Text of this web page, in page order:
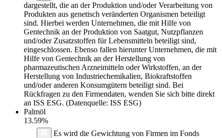
dargestellt, die an der Produktion und/oder Verarbeitung von
Produkten aus genetisch veränderten Organismen beteiligt
sind. Hierbei werden Unternehmen, die mit Hilfe von
Gentechnik an der Produktion von Saatgut, Nutzpflanzen
und/oder Zusatzstoffen für Lebensmitteln beteiligt sind,
eingeschlossen. Ebenso fallen hierunter Unternehmen, die mit
Hilfe von Gentechnik an der Herstellung von
pharmazeutischen Arzneimitteln oder Wirkstoffen, an der
Herstellung von Industriechemikalien, Biokraftstoffen
und/oder anderen Konsumgütern beteiligt sind. Bei
Rückfragen zu den Firmendaten, wenden Sie sich bitte direkt
an ISS ESG. (Datenquelle: ISS ESG)
Palmöl
13.59%
Es wird die Gewichtung von Firmen im Fonds